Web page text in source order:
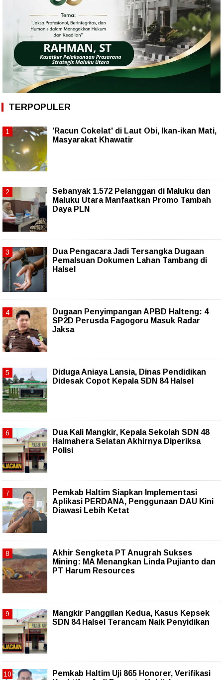
TERPOPULER
'Racun Cokelat' di Laut Obi, Ikan-ikan Mati,
Masyarakat Khawatir
Sebanyak 1.572 Pelanggan di Maluku dan
Maluku Utara Manfaatkan Promo Tambah
Daya PLN
Dua Pengacara Jadi Tersangka Dugaan
Pemalsuan Dokumen Lahan Tambang di
Halsel
Dugaan Penyimpangan APBD Halteng: 4
SP2D Perusda Fagogoru Masuk Radar
Jaksa
Diduga Aniaya Lansia, Dinas Pendidikan
Didesak Copot Kepala SDN 84 Halsel
Dua Kali Mangkir, Kepala Sekolah SDN 48
Halmahera Selatan Akhirnya Diperiksa
Polisi
Pemkab Haltim Siapkan Implementasi
Aplikasi PERDANA, Penggunaan DAU Kini
Diawasi Lebih Ketat
Akhir Sengketa PT Anugrah Sukses
Mining: MA Menangkan Linda Pujianto dan
PT Harum Resources
Mangkir Panggilan Kedua, Kasus Kepsek
SDN 84 Halsel Terancam Naik Penyidikan
Pemkab Haltim Uji 865 Honorer, Verifikasi